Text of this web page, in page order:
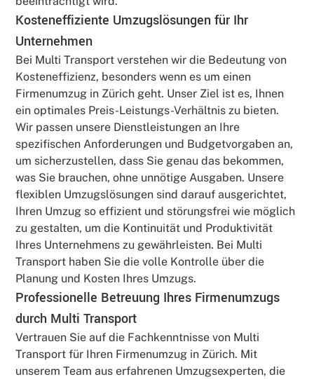
Kosteneffiziente Umzugslösungen für Ihr
Unternehmen
Bei Multi Transport verstehen wir die Bedeutung von
Kosteneffizienz, besonders wenn es um einen
Firmenumzug in Zürich geht. Unser Ziel ist es, Ihnen
ein optimales Preis-Leistungs-Verhältnis zu bieten.
Wir passen unsere Dienstleistungen an Ihre
spezifischen Anforderungen und Budgetvorgaben an,
um sicherzustellen, dass Sie genau das bekommen,
was Sie brauchen, ohne unnötige Ausgaben. Unsere
flexiblen Umzugslösungen sind darauf ausgerichtet,
Ihren Umzug so effizient und störungsfrei wie möglich
zu gestalten, um die Kontinuität und Produktivität
Ihres Unternehmens zu gewährleisten. Bei Multi
Transport haben Sie die volle Kontrolle über die
Planung und Kosten Ihres Umzugs.
Professionelle Betreuung Ihres Firmenumzugs
durch Multi Transport
Vertrauen Sie auf die Fachkenntnisse von Multi
Transport für Ihren Firmenumzug in Zürich. Mit
unserem Team aus erfahrenen Umzugsexperten, die